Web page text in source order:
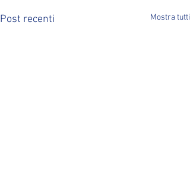
Post recenti Mostra tutti